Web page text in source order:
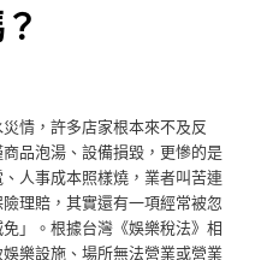
情，許多店家根本來不及反
品泡湯、設備損毀，更慘的是
人事成本照樣燒，業者叫苦連
理賠，其實還有一項經常被忽
」。根據台灣《娛樂稅法》相
樂設施、場所無法營業或營業